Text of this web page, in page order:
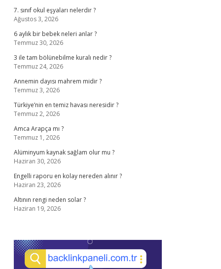
7. sınıf okul eşyaları nelerdir ?
Ağustos 3, 2026
6 aylık bir bebek neleri anlar ?
Temmuz 30, 2026
3 ile tam bölünebilme kuralı nedir ?
Temmuz 24, 2026
Annemin dayısı mahrem midir ?
Temmuz 3, 2026
Türkiye’nin en temiz havası neresidir ?
Temmuz 2, 2026
Amca Arapça mı ?
Temmuz 1, 2026
Alüminyum kaynak sağlam olur mu ?
Haziran 30, 2026
Engelli raporu en kolay nereden alınır ?
Haziran 23, 2026
Altının rengi neden solar ?
Haziran 19, 2026